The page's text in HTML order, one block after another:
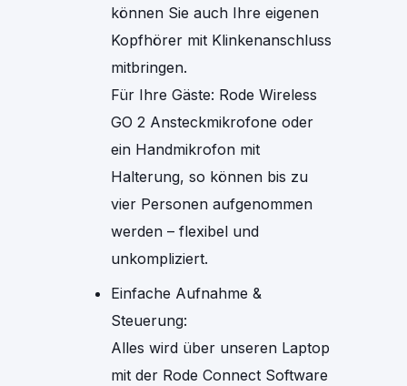
können Sie auch Ihre eigenen
Kopfhörer mit Klinkenanschluss
mitbringen.
Für Ihre Gäste: Rode Wireless
GO 2 Ansteckmikrofone oder
ein Handmikrofon mit
Halterung, so können bis zu
vier Personen aufgenommen
werden – flexibel und
unkompliziert.
Einfache Aufnahme &
Steuerung:
Alles wird über unseren Laptop
mit der Rode Connect Software